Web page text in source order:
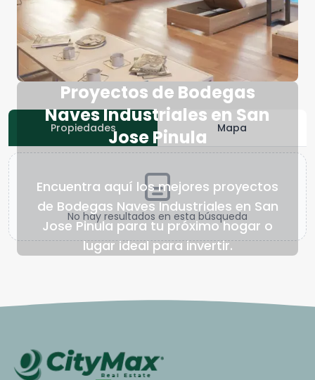
Proyectos de Bodegas
Naves Industriales en San
Jose Pinula
Encuentra aquí los mejores proyectos
de Bodegas Naves Industriales en San
Jose Pinula para tu próximo hogar o
lugar ideal para invertir.
Propiedades Mapa
No hay resultados en esta búsqueda